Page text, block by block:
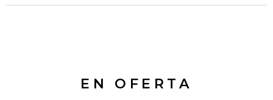
EN OFERTA